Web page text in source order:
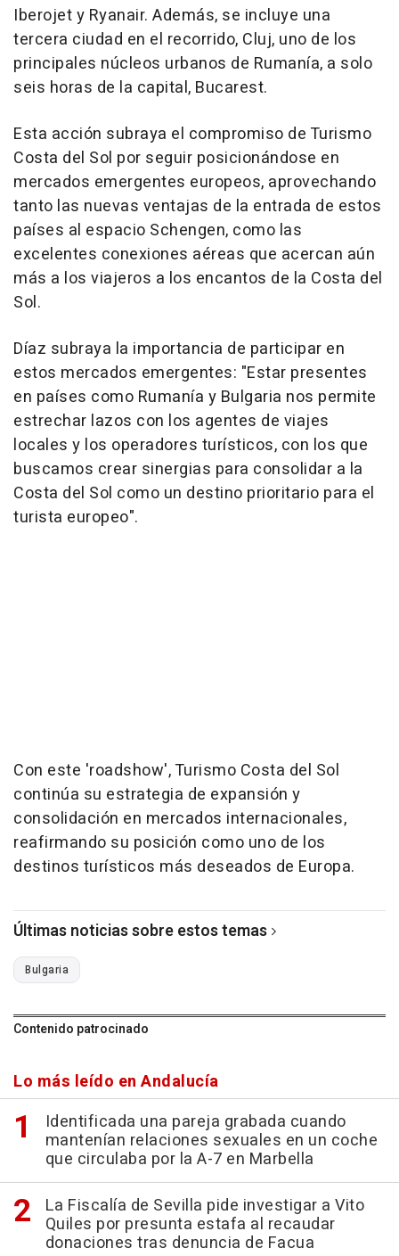
Iberojet y Ryanair. Además, se incluye una
tercera ciudad en el recorrido, Cluj, uno de los
principales núcleos urbanos de Rumanía, a solo
seis horas de la capital, Bucarest.
Esta acción subraya el compromiso de Turismo
Costa del Sol por seguir posicionándose en
mercados emergentes europeos, aprovechando
tanto las nuevas ventajas de la entrada de estos
países al espacio Schengen, como las
excelentes conexiones aéreas que acercan aún
más a los viajeros a los encantos de la Costa del
Sol.
Díaz subraya la importancia de participar en
estos mercados emergentes: "Estar presentes
en países como Rumanía y Bulgaria nos permite
estrechar lazos con los agentes de viajes
locales y los operadores turísticos, con los que
buscamos crear sinergias para consolidar a la
Costa del Sol como un destino prioritario para el
turista europeo".
Con este 'roadshow', Turismo Costa del Sol
continúa su estrategia de expansión y
consolidación en mercados internacionales,
reafirmando su posición como uno de los
destinos turísticos más deseados de Europa.
Últimas noticias sobre estos temas
Bulgaria
Contenido patrocinado
Lo más leído en Andalucía
Identificada una pareja grabada cuando
mantenían relaciones sexuales en un coche
que circulaba por la A-7 en Marbella
La Fiscalía de Sevilla pide investigar a Vito
Quiles por presunta estafa al recaudar
donaciones tras denuncia de Facua